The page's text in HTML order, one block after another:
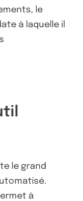
le
à laquelle il
le grand
à